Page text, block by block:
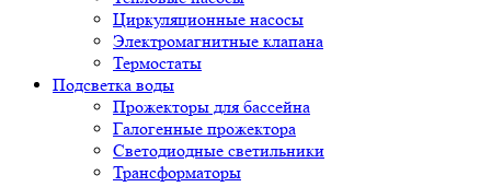
Циркуляционные насосы
Электромагнитные клапана
Термостаты
Подсветка воды
Прожекторы для бассейна
Галогенные прожектора
Светодиодные светильники
Трансформаторы